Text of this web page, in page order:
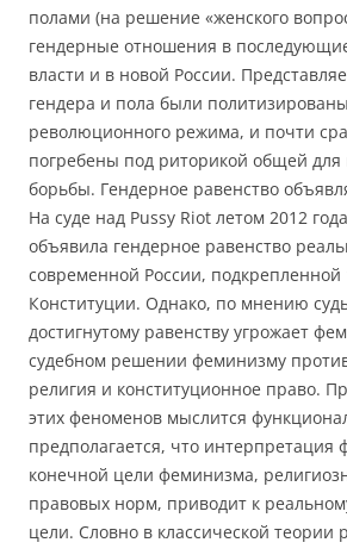
полами (на решение «женского
гендерные отношения в
власти и в новой России.
гендера и пола были
революционного режима, и почти
погребены под риторикой общей для
борьбы. Гендерное равенство
На суде над Pussy Riot летом 2012
объявила гендерное равенство
современной России, подкрепленной
Конституции. Однако, по мнению
достигнутому равенству угрожает
судебном решении феминизму
религия и конституционное право.
этих феноменов мыслится
предполагается, что интерпретация
конечной цели феминизма,
правовых норм, приводит к
цели. Словно в классической теории